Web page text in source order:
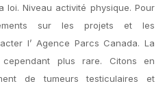
loi. Niveau activité physique. Pour
sur les projets et les
l’ Agence Parcs Canada. La
plus rare. Citons en
de tumeurs testiculaires et